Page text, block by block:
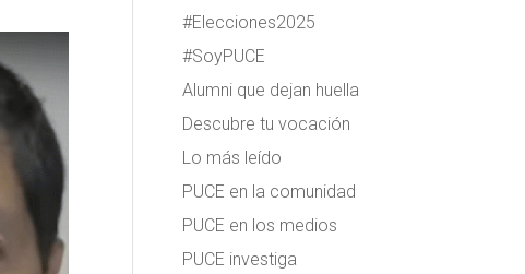
#Elecciones2025
#SoyPUCE
Alumni que dejan huella
Descubre tu vocación
Lo más leído
PUCE en la comunidad
PUCE en los medios
PUCE investiga